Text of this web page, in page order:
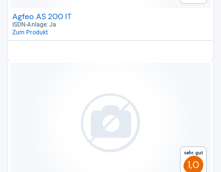
Agfeo AS 200 IT
ISDN-​Anlage: Ja
Zum Produkt
Sehr gut
1,0